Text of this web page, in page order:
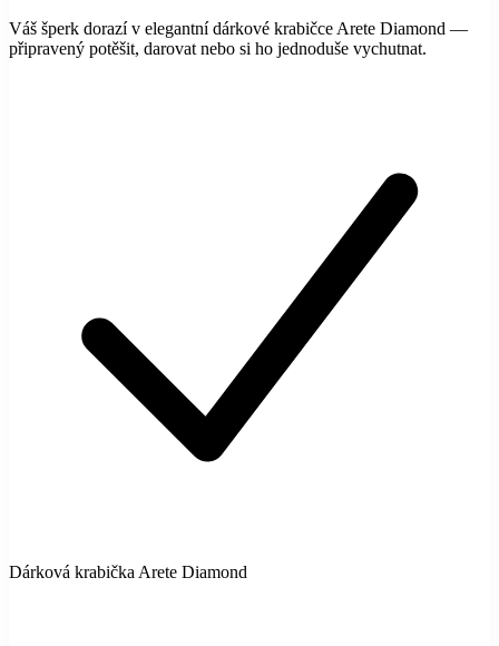
Váš šperk dorazí v elegantní dárkové krabičce Arete Diamond —
připravený potěšit, darovat nebo si ho jednoduše vychutnat.
Dárková krabička Arete Diamond